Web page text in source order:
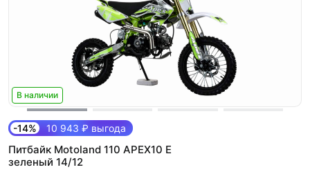
В наличии
-14% 10 943 ₽ выгода
Питбайк Motoland 110 APEX10 E
зеленый 14/12